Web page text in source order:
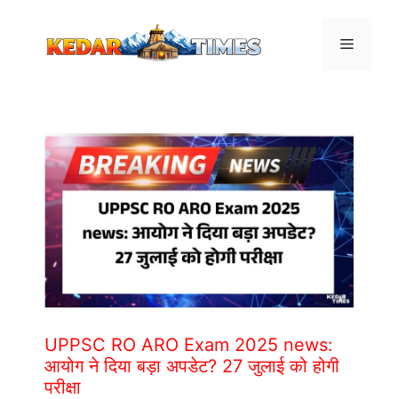
Menu
UPPSC RO ARO Exam 2025 news:
आयोग ने दिया बड़ा अपडेट? 27 जुलाई को होगी
परीक्षा